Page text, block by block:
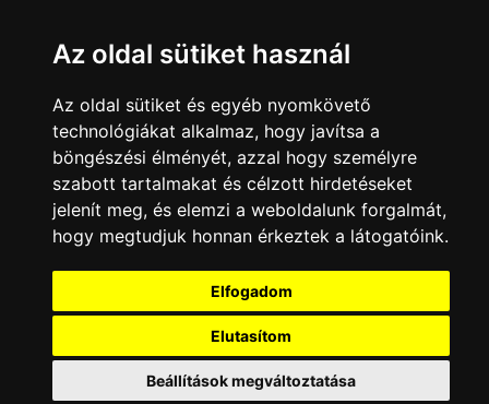
Az oldal sütiket használ
Az oldal sütiket és egyéb nyomkövető
technológiákat alkalmaz, hogy javítsa a
böngészési élményét, azzal hogy személyre
szabott tartalmakat és célzott hirdetéseket
jelenít meg, és elemzi a weboldalunk forgalmát,
hogy megtudjuk honnan érkeztek a látogatóink.
Elfogadom
Elutasítom
Beállítások megváltoztatása